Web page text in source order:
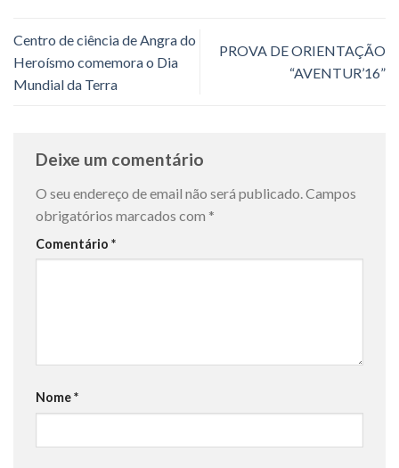
Centro de ciência de Angra do
Heroísmo comemora o Dia
Mundial da Terra
PROVA DE ORIENTAÇÃO
“AVENTUR’16”
Deixe um comentário
O seu endereço de email não será publicado. Campos
obrigatórios marcados com *
Comentário *
Nome*